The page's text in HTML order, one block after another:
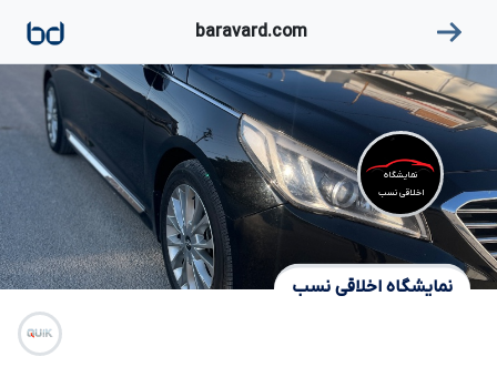
baravard.com
نمایشگاه
اخلاقی نسب
نمایشگاه اخلاقی نسب